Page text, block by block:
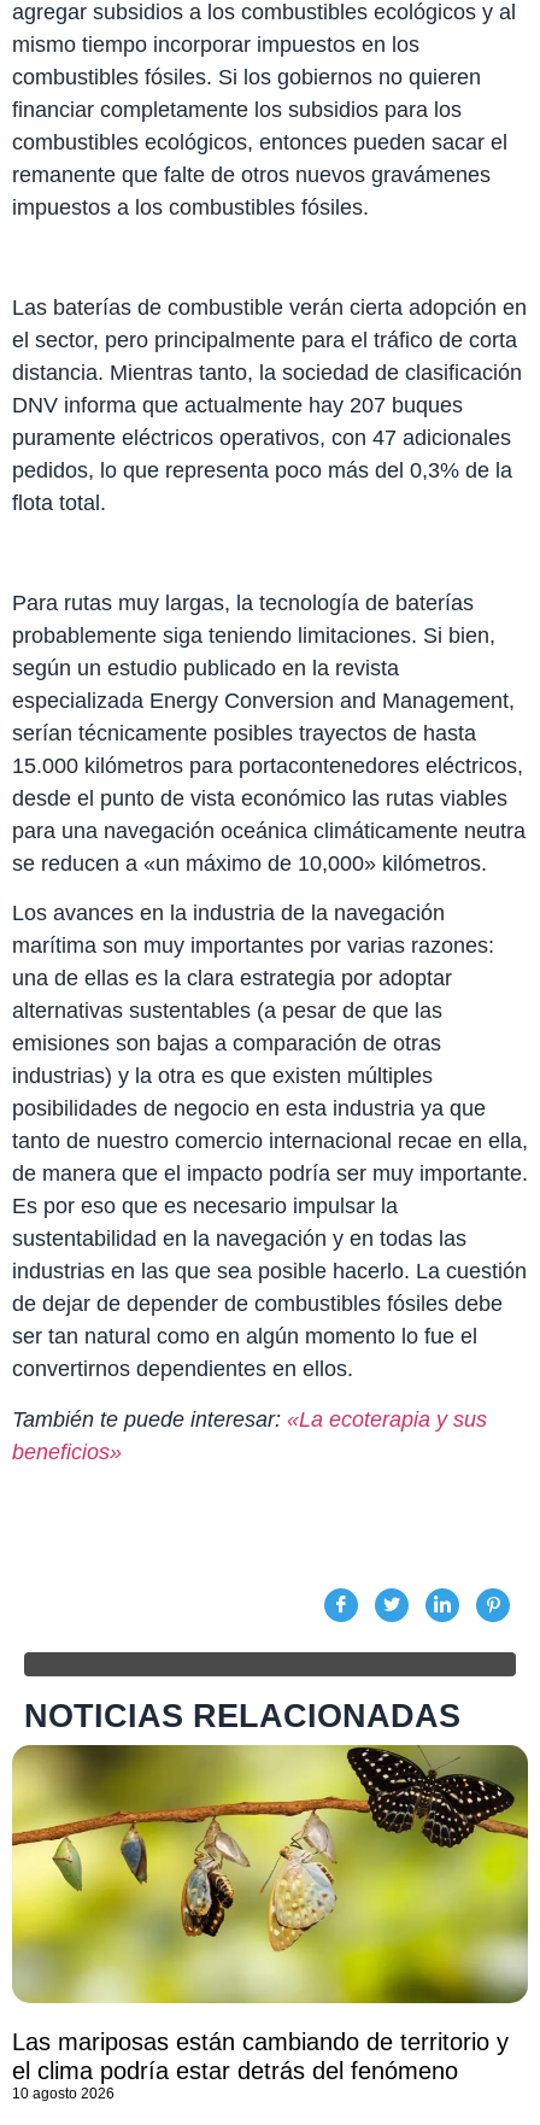
agregar subsidios a los combustibles ecológicos y al
mismo tiempo incorporar impuestos en los
combustibles fósiles. Si los gobiernos no quieren
financiar completamente los subsidios para los
combustibles ecológicos, entonces pueden sacar el
remanente que falte de otros nuevos gravámenes
impuestos a los combustibles fósiles.
Las baterías de combustible verán cierta adopción en
el sector, pero principalmente para el tráfico de corta
distancia. Mientras tanto, la sociedad de clasificación
DNV informa que actualmente hay 207 buques
puramente eléctricos operativos, con 47 adicionales
pedidos, lo que representa poco más del 0,3% de la
flota total.
Para rutas muy largas, la tecnología de baterías
probablemente siga teniendo limitaciones. Si bien,
según un estudio publicado en la revista
especializada Energy Conversion and Management,
serían técnicamente posibles trayectos de hasta
15.000 kilómetros para portacontenedores eléctricos,
desde el punto de vista económico las rutas viables
para una navegación oceánica climáticamente neutra
se reducen a «un máximo de 10,000» kilómetros.
Los avances en la industria de la navegación
marítima son muy importantes por varias razones:
una de ellas es la clara estrategia por adoptar
alternativas sustentables (a pesar de que las
emisiones son bajas a comparación de otras
industrias) y la otra es que existen múltiples
posibilidades de negocio en esta industria ya que
tanto de nuestro comercio internacional recae en ella,
de manera que el impacto podría ser muy importante.
Es por eso que es necesario impulsar la
sustentabilidad en la navegación y en todas las
industrias en las que sea posible hacerlo. La cuestión
de dejar de depender de combustibles fósiles debe
ser tan natural como en algún momento lo fue el
convertirnos dependientes en ellos.
También te puede interesar: «La ecoterapia y sus
beneficios»
NOTICIAS RELACIONADAS
Las mariposas están cambiando de territorio y
el clima podría estar detrás del fenómeno
10 agosto 2026